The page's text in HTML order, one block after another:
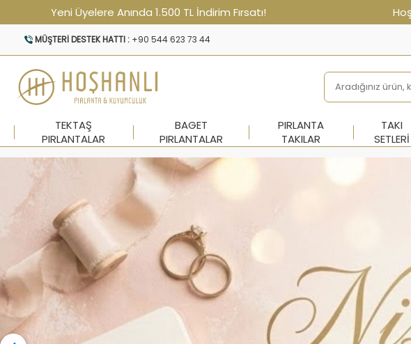
Yeni Üyelere Anında 1.500 TL İndirim Fırsatı!
MÜŞTERI DESTEK HATTI : +90 544 623 73 44
TEKTAŞ
PIRLANTALAR
BAGET
PIRLANTALAR
PIRLANTA
TAKILAR
TAKI
SETLERI